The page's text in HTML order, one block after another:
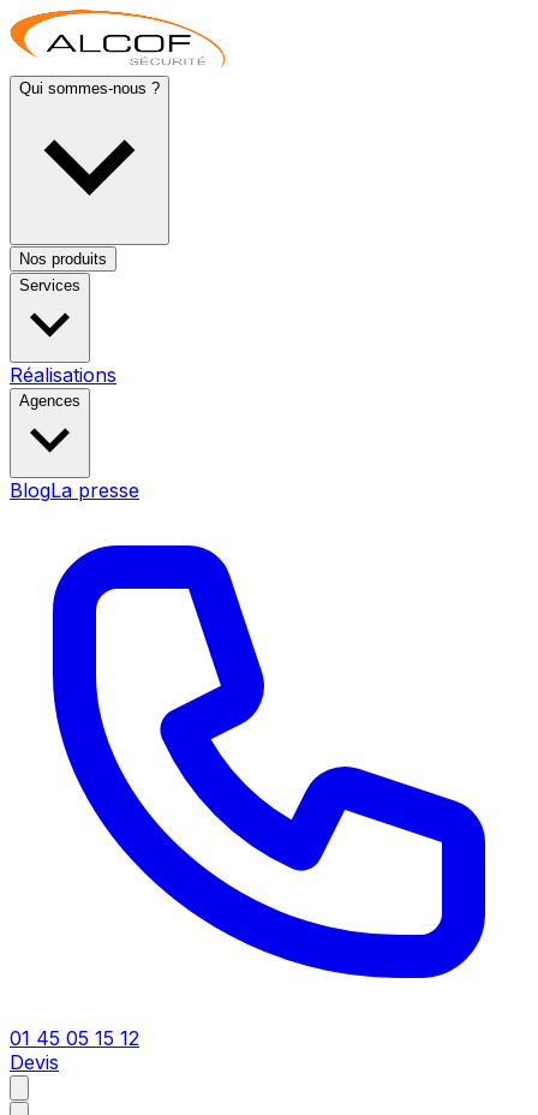
Qui sommes-nous ?
Nos produits
Services
Réalisations
Agences
BlogLa presse
01 45 05 15 12
Devis